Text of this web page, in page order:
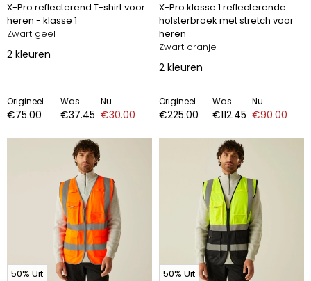
X-Pro reflecterend T-shirt voor
heren - klasse 1
Zwart geel
2 kleuren
Origineel
€75.00
Was
€37.45
Nu
€30.00
X-Pro klasse 1 reflecterende
holsterbroek met stretch voor
heren
Zwart oranje
2 kleuren
Origineel
€225.00
Was
€112.45
Nu
€90.00
50% Uit 50% Uit